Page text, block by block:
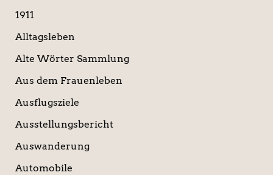
h
1911
Alltagsleben
Alte Wörter Sammlung
Aus dem Frauenleben
Ausflugsziele
Ausstellungsbericht
Auswanderung
Automobile